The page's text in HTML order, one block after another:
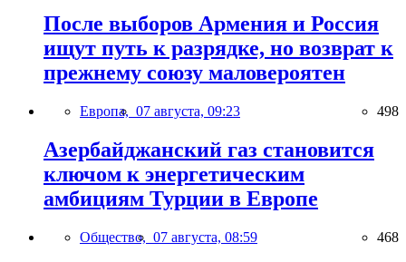
После выборов Армения и Россия
ищут путь к разрядке, но возврат к
прежнему союзу маловероятен
Европа, 07 августа, 09:23 498
Азербайджанский газ становится
ключом к энергетическим
амбициям Турции в Европе
Общество, 07 августа, 08:59 468